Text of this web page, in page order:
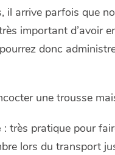
il arrive parfois que
important d’avoir
donc
une trousse
: très pratique pour
lors du transport